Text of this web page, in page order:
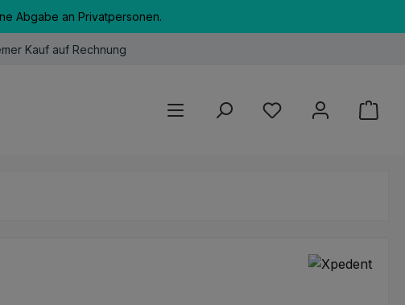
Abgabe an Privatpersonen.
Kauf auf Rechnung
Du hast 0 Produkte